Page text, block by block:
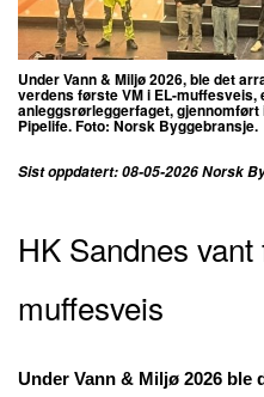
Under Vann & Miljø 2026, ble det
verdens første VM i EL-
anleggsrørleggerfaget, gjennomført
Pipelife. Foto: Norsk Byggebransje.
Sist oppdatert: 08-05-2026 Norsk
HK Sandnes
muffesveis
Under Vann & Miljø 2026 ble